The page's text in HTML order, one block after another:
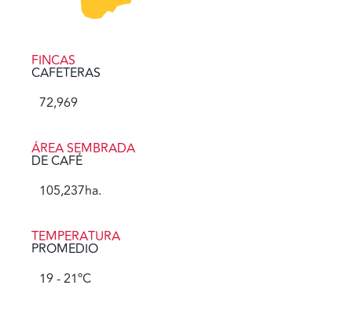
FINCAS
CAFETERAS
72,969
ÁREA SEMBRADA
DE CAFÉ
105,237ha.
TEMPERATURA
PROMEDIO
19 - 21ºC